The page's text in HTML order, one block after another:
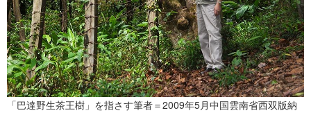
「巴達野生茶王樹」を指さす筆者＝2009年5月中国雲南省西双版納